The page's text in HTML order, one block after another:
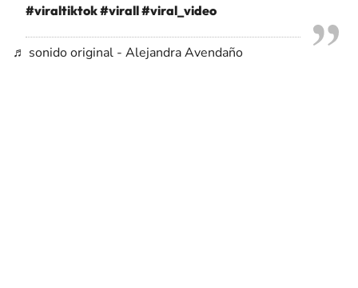
#viraltiktok#virall#viral_video
♬ sonido original - Alejandra Avendaño